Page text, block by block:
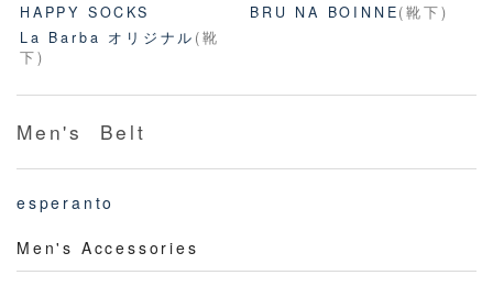
HAPPY SOCKS BRU NA BOINNE(靴下)
La Barba オリジナル (靴
下)
Men's Belt
esperanto
Men's Accessories